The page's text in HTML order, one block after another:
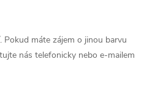
Pokud máte zájem o jinou barvu
nás telefonicky nebo e‑mailem